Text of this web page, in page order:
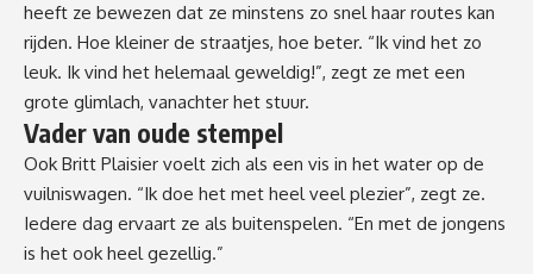
heeft ze bewezen dat ze minstens zo snel haar routes kan
rijden. Hoe kleiner de straatjes, hoe beter. “Ik vind het zo
leuk. Ik vind het helemaal geweldig!”, zegt ze met een
grote glimlach, vanachter het stuur.
Vader van oude stempel
Ook Britt Plaisier voelt zich als een vis in het water op de
vuilniswagen. “Ik doe het met heel veel plezier”, zegt ze.
Iedere dag ervaart ze als buitenspelen. “En met de jongens
is het ook heel gezellig.”